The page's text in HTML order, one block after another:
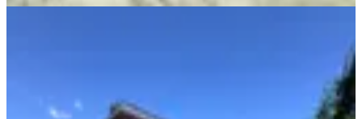
5+1·280 m²